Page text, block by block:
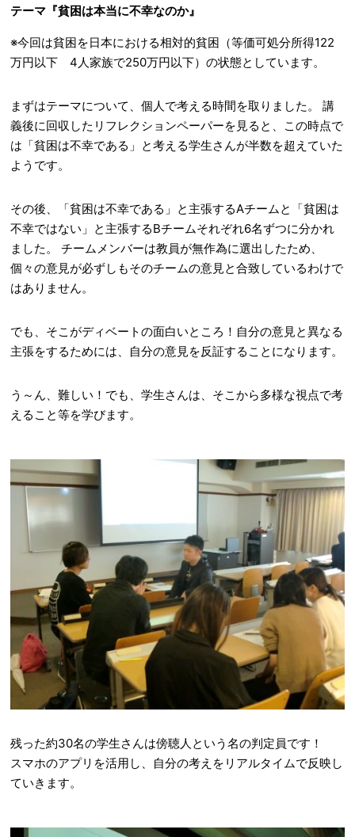
テーマ『貧困は本当に不幸なのか』
※今回は貧困を日本における相対的貧困（等価可処分所得122
万円以下 4人家族で250万円以下）の状態としています。
まずはテーマについて、個人で考える時間を取りました。 講
義後に回収したリフレクションペーパーを見ると、この時点で
は「貧困は不幸である」と考える学生さんが半数を超えていた
ようです。
その後、「貧困は不幸である」と主張するAチームと「貧困は
不幸ではない」と主張するBチームそれぞれ6名ずつに分かれ
ました。 チームメンバーは教員が無作為に選出したため、
個々の意見が必ずしもそのチームの意見と合致しているわけで
はありません。
でも、そこがディベートの面白いところ！自分の意見と異なる
主張をするためには、自分の意見を反証することになります。
う～ん、難しい！でも、学生さんは、そこから多様な視点で考
えること等を学びます。
残った約30名の学生さんは傍聴人という名の判定員です！
スマホのアプリを活用し、自分の考えをリアルタイムで反映し
ていきます。